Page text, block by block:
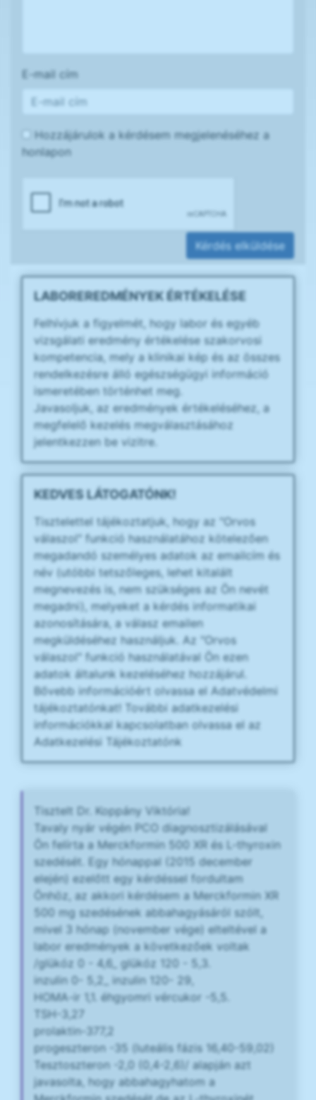
E-mail cím
Hozzájárulok a kérdésem megjelenéséhez a
honlapon
Kérdés elküldése
LABOREREDMÉNYEK ÉRTÉKELÉSE
Felhívjuk a figyelmét, hogy labor és egyéb
vizsgálati eredmény értékelése szakorvosi
kompetencia, mely a klinikai kép és az összes
rendelkezésre álló egészségügyi információ
ismeretében történhet meg.
Javasoljuk, az eredmények értékeléséhez, a
megfelelő kezelés megválasztásához
jelentkezzen be vizitre.
KEDVES LÁTOGATÓNK!
Tisztelettel tájékoztatjuk, hogy az "Orvos
válaszol" funkció használatához kötelezően
megadandó személyes adatok az emailcím és
név (utóbbi tetszőleges, lehet kitalált
megnevezés is, nem szükséges az Ön nevét
megadni), melyeket a kérdés informatikai
azonosítására, a válasz emailen
megküldéséhez használjuk. Az "Orvos
válaszol" funkció használatával Ön ezen
adatok általunk kezeléséhez hozzájárul.
Bővebb információért olvassa el Adatvédelmi
tájékoztatónkat! További adatkezelési
információkkal kapcsolatban olvassa el az
Adatkezelési Tájékoztatónk
Tisztelt Dr. Koppány Viktória!
Tavaly nyár végén PCO diagnosztizálásával
Ön felírta a Merckformin 500 XR és L-thyroxin
szedését. Egy hónappal (2015 december
elején) ezelőtt egy kérdéssel fordultam
Önhöz, az akkori kérdésem a Merckformin XR
500 mg szedésének abbahagyásáról szólt,
mivel 3 hónap (november vége) elteltével a
labor eredmények a következőek voltak
/glükóz 0 - 4,6_ glükóz 120 - 5,3.
inzulin 0- 5,2_ inzulin 120- 29,
HOMA-ir 1,1. éhgyomri vércukor -5,5.
TSH-3,27
prolaktin-377,2
progeszteron -35 (luteális fázis 16,40-59,02)
Tesztoszteron -2,0 (0,4-2,6)/ alapján azt
javasolta, hogy abbahagyhatom a